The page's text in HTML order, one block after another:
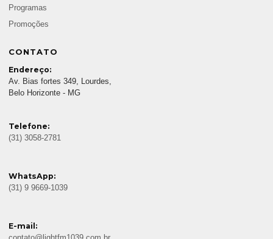
Programas
Promoções
CONTATO
Endereço:
Av. Bias fortes 349, Lourdes,
Belo Horizonte - MG
Telefone:
(31) 3058-2781
WhatsApp:
(31) 9 9669-1039
E-mail: